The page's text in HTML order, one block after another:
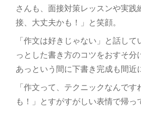
さんも、面接対策レッスンや実践
接、大丈夫かも！」と笑顔。
「作文は好きじゃない」と話して
っとした書き方のコツをおすそ分
あっという間に下書き完成も間近
「作文って、テクニックなんで
も！」とすがすがしい表情で帰っ